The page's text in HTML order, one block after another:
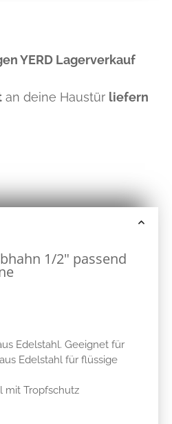
YERD Lagerverkauf
an deine Haustür liefern
1/2" passend
Edelstahl. Geeignet für
Edelstahl für flüssige
mit Tropfschutz